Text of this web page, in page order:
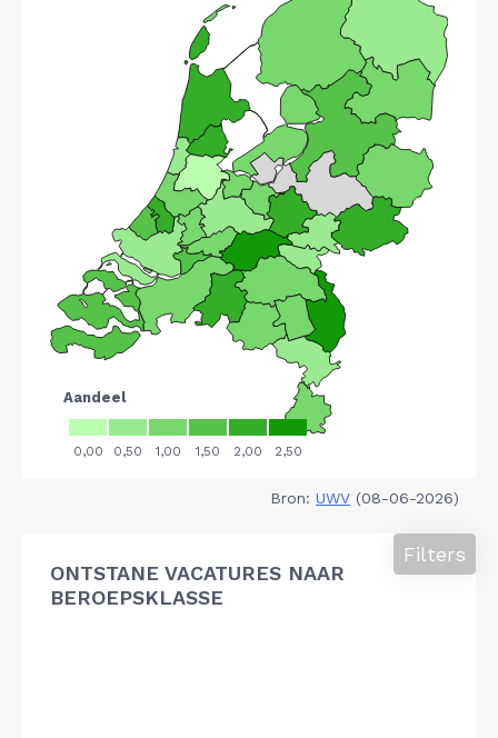
Bron: UWV (08-06-2026)
ONTSTANE VACATURES NAAR
BEROEPSKLASSE
Filters